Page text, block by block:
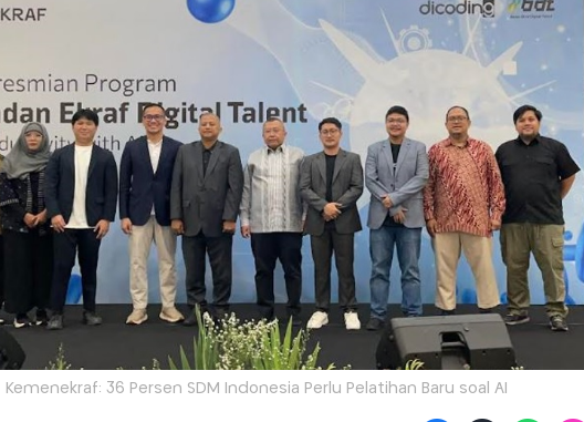
Kemenekraf: 36 Persen SDM Indonesia Perlu Pelatihan Baru soal AI